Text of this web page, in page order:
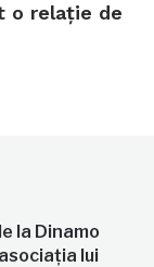
o relație de
la Dinamo
lui